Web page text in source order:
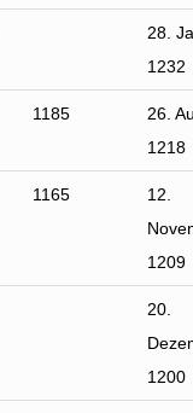
28.
1232
1185
26.
1218
1165
12.
1209
20.
1200